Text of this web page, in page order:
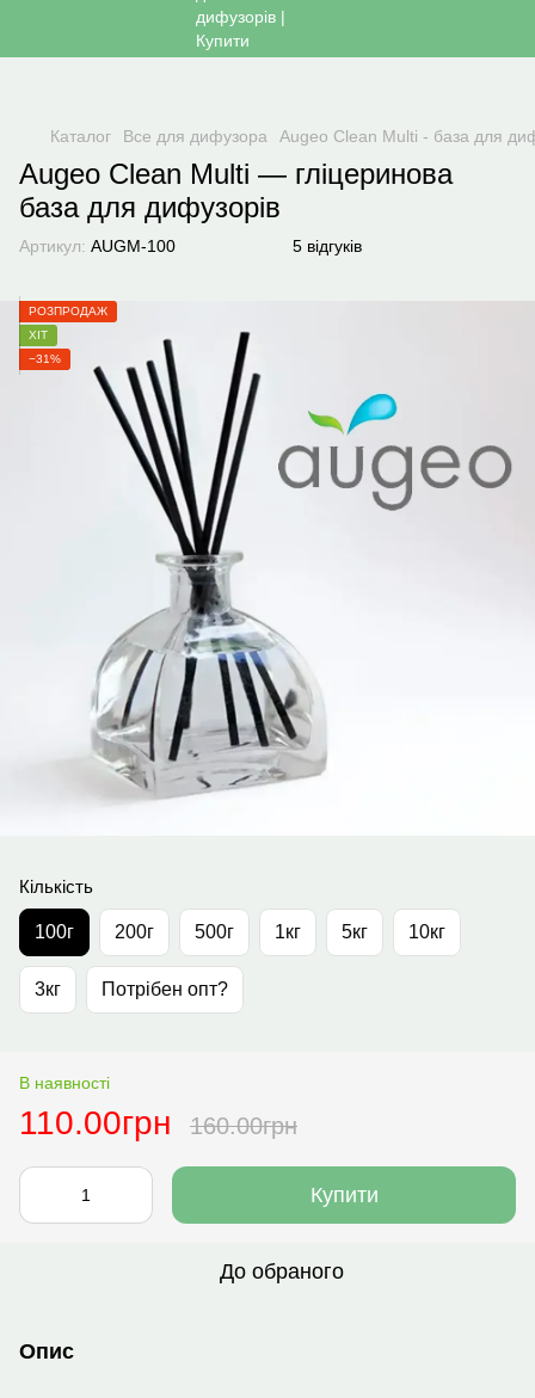
Каталог Все для дифузора Augeo Clean Multi - база для
Augeo Clean Multi — гліцеринова
база для дифузорів
Артикул: AUGM-100 5 відгуків
РОЗПРОДАЖ
ХІТ
−31%
Кількість
100г 200г 500г 1кг 5кг 10кг
3кг Потрібен опт?
В наявності
110.00грн 160.00грн
Купити
До обраного
Опис